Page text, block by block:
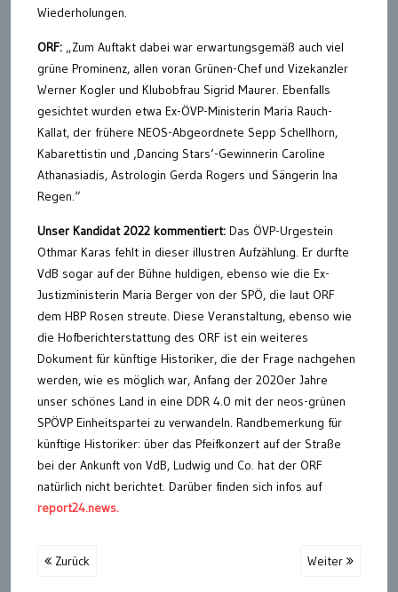
Wiederholungen.
ORF: „Zum Auftakt dabei war erwartungsgemäß auch viel
grüne Prominenz, allen voran Grünen-Chef und Vizekanzler
Werner Kogler und Klubobfrau Sigrid Maurer. Ebenfalls
gesichtet wurden etwa Ex-ÖVP-Ministerin Maria Rauch-
Kallat, der frühere NEOS-Abgeordnete Sepp Schellhorn,
Kabarettistin und ‚Dancing Stars‘-Gewinnerin Caroline
Athanasiadis, Astrologin Gerda Rogers und Sängerin Ina
Regen.“
Unser Kandidat 2022 kommentiert: Das ÖVP-Urgestein
Othmar Karas fehlt in dieser illustren Aufzählung. Er durfte
VdB sogar auf der Bühne huldigen, ebenso wie die Ex-
Justizministerin Maria Berger von der SPÖ, die laut ORF
dem HBP Rosen streute. Diese Veranstaltung, ebenso wie
die Hofberichterstattung des ORF ist ein weiteres
Dokument für künftige Historiker, die der Frage nachgehen
werden, wie es möglich war, Anfang der 2020er Jahre
unser schönes Land in eine DDR 4.0 mit der neos-grünen
SPÖVP Einheitspartei zu verwandeln. Randbemerkung für
künftige Historiker: über das Pfeifkonzert auf der Straße
bei der Ankunft von VdB, Ludwig und Co. hat der ORF
natürlich nicht berichtet. Darüber finden sich infos auf
report24.news.
Zurück Weiter